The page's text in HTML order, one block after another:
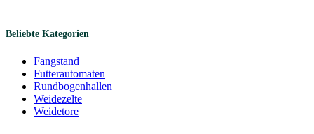
Beliebte Kategorien
Fangstand
Futterautomaten
Rundbogenhallen
Weidezelte
Weidetore